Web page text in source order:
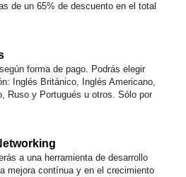
de un 65% de descuento en el total
forma de pago. Podrás elegir
Inglés Británico, Inglés Americano,
Ruso y Portugués u otros. Sólo por
a una herramienta de desarrollo
mejora contínua y en el crecimiento